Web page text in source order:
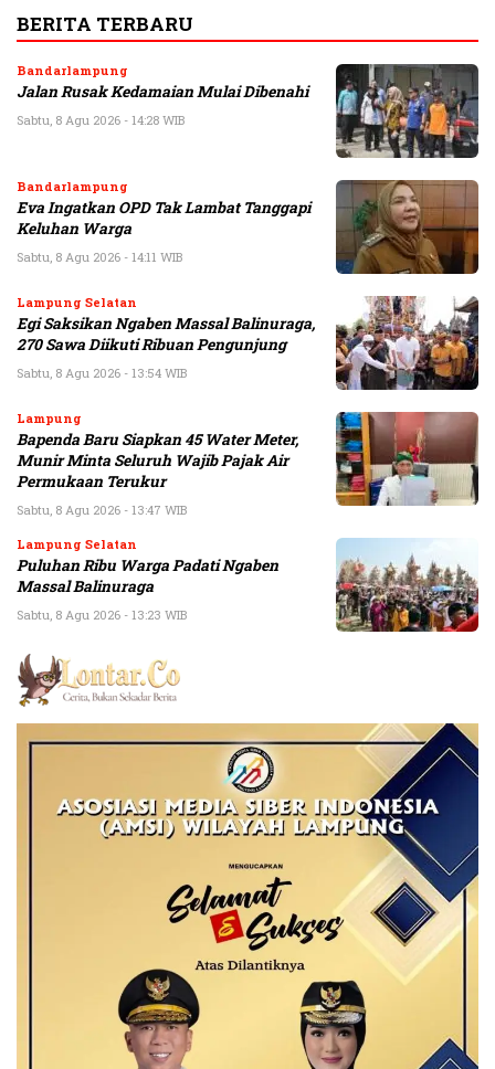
BERITA TERBARU
Bandarlampung
Jalan Rusak Kedamaian Mulai Dibenahi
Sabtu, 8 Agu 2026 - 14:28 WIB
Bandarlampung
Eva Ingatkan OPD Tak Lambat Tanggapi
Keluhan Warga
Sabtu, 8 Agu 2026 - 14:11 WIB
Lampung Selatan
Egi Saksikan Ngaben Massal Balinuraga,
270 Sawa Diikuti Ribuan Pengunjung
Sabtu, 8 Agu 2026 - 13:54 WIB
Lampung
Bapenda Baru Siapkan 45 Water Meter,
Munir Minta Seluruh Wajib Pajak Air
Permukaan Terukur
Sabtu, 8 Agu 2026 - 13:47 WIB
Lampung Selatan
Puluhan Ribu Warga Padati Ngaben
Massal Balinuraga
Sabtu, 8 Agu 2026 - 13:23 WIB